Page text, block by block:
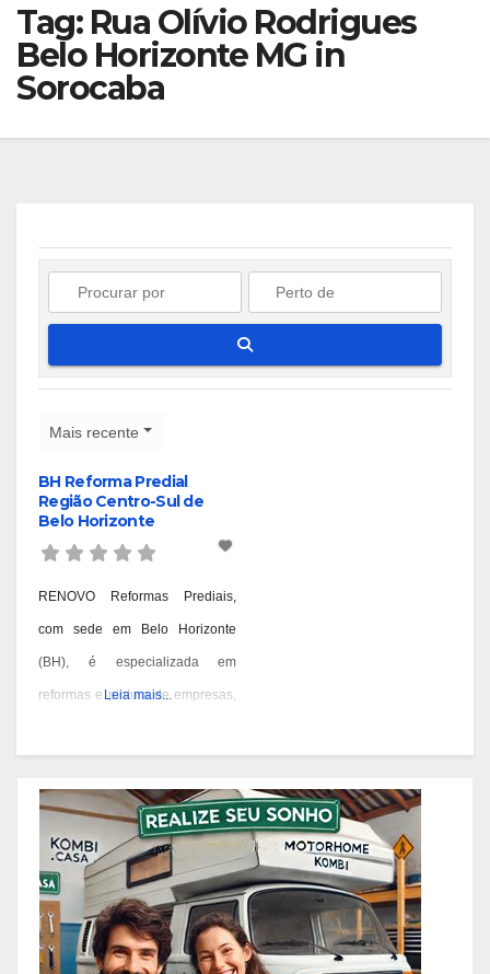
Tag: Rua Olívio Rodrigues
Belo Horizonte MG in
Sorocaba
Mais recente
BH Reforma Predial
Região Centro-Sul de
Belo Horizonte
RENOVO Reformas Prediais,
com sede em Belo Horizonte
(BH), é especializada em
reformas e pintura de empresas,
experiência desde 1978 e são
conhecidos por seus serviços de
qualidade em BH. Você pode
contatá-los pelos telefones 31
3473-2000, 3357-1961 ou
98687-2000 se você está
pensando em reformar ou pintar
Leia mais...